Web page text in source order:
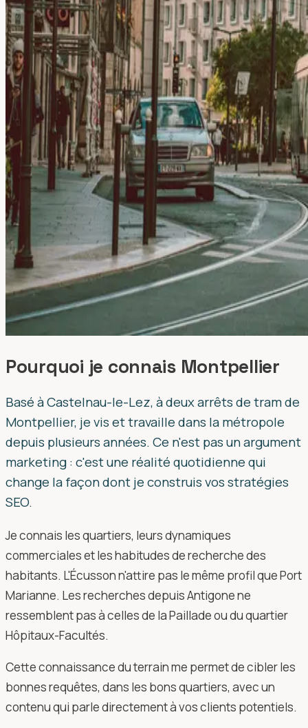
Pourquoi je connais Montpellier
Basé à Castelnau-le-Lez, à deux arrêts de tram de
Montpellier, je vis et travaille dans la métropole
depuis plusieurs années. Ce n'est pas un argument
marketing : c'est une réalité quotidienne qui
change la façon dont je construis vos stratégies
SEO.
Je connais les quartiers, leurs dynamiques
commerciales et les habitudes de recherche des
habitants. L'Écusson n'attire pas le même profil que Port
Marianne. Les recherches depuis Antigone ne
ressemblent pas à celles de la Paillade ou du quartier
Hôpitaux-Facultés.
Cette connaissance du terrain me permet de cibler les
bonnes requêtes, dans les bons quartiers, avec un
contenu qui parle directement à vos clients potentiels.